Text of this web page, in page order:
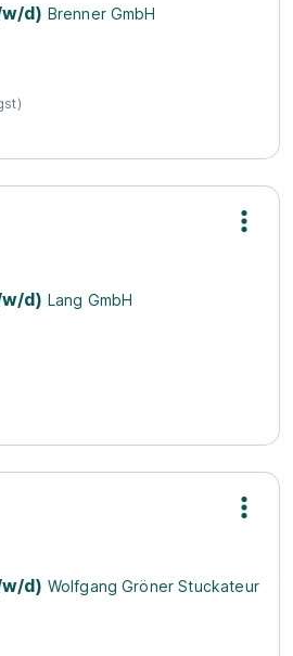
d) Brenner GmbH
d) Lang GmbH
d) Wolfgang Gröner Stuckateur